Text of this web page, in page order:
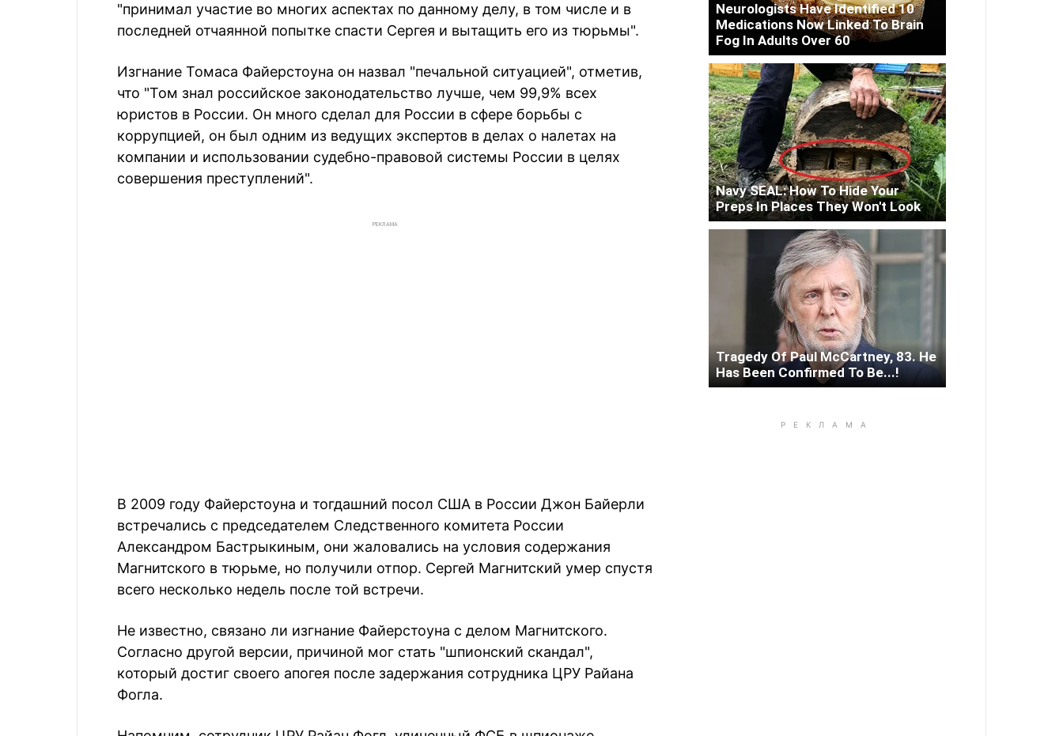
"принимал участие во многих аспектах по данному делу, в том числе и в
последней отчаянной попытке спасти Сергея и вытащить его из тюрьмы".
Изгнание Томаса Файерстоуна он назвал "печальной ситуацией", отметив,
что "Том знал российское законодательство лучше, чем 99,9% всех
юристов в России. Он много сделал для России в сфере борьбы с
коррупцией, он был одним из ведущих экспертов в делах о налетах на
компании и использовании судебно-правовой системы России в целях
совершения преступлений".
РЕКЛАМА
В 2009 году Файерстоуна и тогдашний посол США в России Джон Байерли
встречались с председателем Следственного комитета России
Александром Бастрыкиным, они жаловались на условия содержания
Магнитского в тюрьме, но получили отпор. Сергей Магнитский умер спустя
всего несколько недель после той встречи.
Не известно, связано ли изгнание Файерстоуна с делом Магнитского.
Согласно другой версии, причиной мог стать "шпионский скандал",
который достиг своего апогея после задержания сотрудника ЦРУ Райана
Фогла.